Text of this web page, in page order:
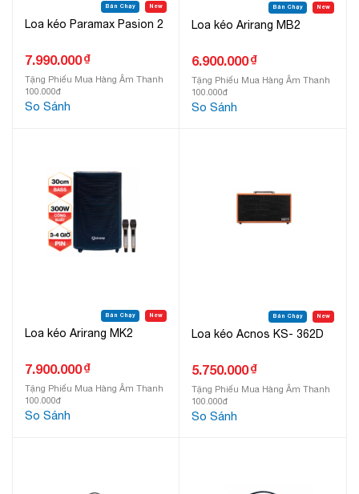
Bán Chạy New
Loa kéo Paramax Pasion 2
7.990.000₫
Tặng Phiếu Mua Hàng Âm Thanh
100.000đ
So Sánh
Bán Chạy New
Loa kéo Arirang MB2
6.900.000₫
Tặng Phiếu Mua Hàng Âm Thanh
100.000đ
So Sánh
Bán Chạy New
Loa kéo Arirang MK2
7.900.000₫
Tặng Phiếu Mua Hàng Âm Thanh
100.000đ
So Sánh
Bán Chạy New
Loa kéo Acnos KS- 362D
5.750.000₫
Tặng Phiếu Mua Hàng Âm Thanh
100.000đ
So Sánh